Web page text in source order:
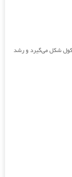
شکل می‌گیرد و رشد